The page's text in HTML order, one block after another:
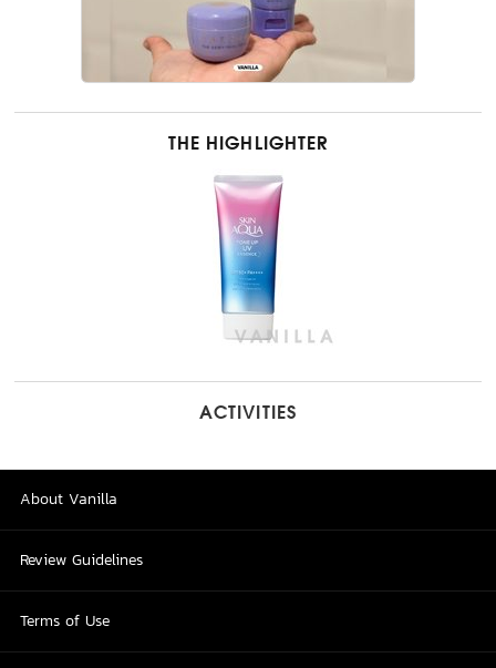
THE HIGHLIGHTER
ACTIVITIES
About Vanilla
Review Guidelines
Terms of Use